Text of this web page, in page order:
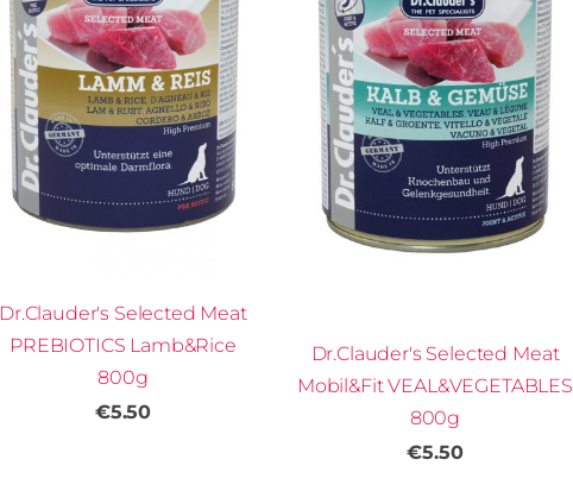
Dr.Clauder's Selected Meat
PREBIOTICS Lamb&Rice
800g
€5.50
Dr.Clauder's Selected Meat
Mobil&Fit VEAL&VEGETABLES
800g
€5.50